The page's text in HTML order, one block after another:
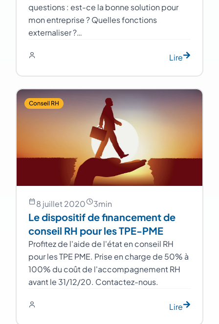
questions : est-ce la bonne solution pour
mon entreprise ? Quelles fonctions
externaliser ?…
Lire
Conseil RH
8 juillet 2020 3min
Le dispositif de financement de
conseil RH pour les TPE-PME
Profitez de l'aide de l'état en conseil RH
pour les TPE PME. Prise en charge de 50% à
100% du coût de l'accompagnement RH
avant le 31/12/20. Contactez-nous.
Lire